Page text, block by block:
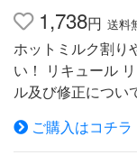
実を使用し、まる
コンセプトに設計
飲めるように果汁
果汁感からあまり
トですので、是非
い。
たエッセンスを絶
天然アルコールと
ーが確立した基準
ターオレンジは、
して知られ、芳香
アントロー」では
1,738円 送料
ホットミルク割り
い！ リキュール
ル及び修正につい
の購入履歴からの
きませんので再度
ご購入はコチラ